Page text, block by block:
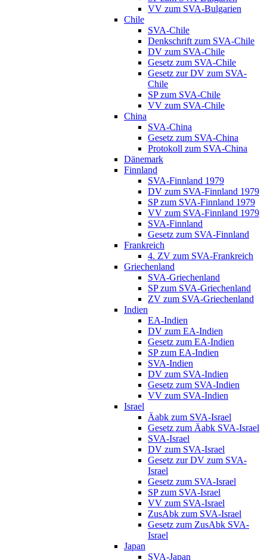
VV zum SVA-Bulgarien
Chile
SVA-Chile
Denkschrift zum SVA-Chile
DV zum SVA-Chile
Gesetz zum SVA-Chile
Gesetz zur DV zum SVA-
Chile
SP zum SVA-Chile
VV zum SVA-Chile
China
SVA-China
Gesetz zum SVA-China
Protokoll zum SVA-China
Dänemark
Finnland
SVA-Finnland 1979
DV zum SVA-Finnland 1979
SP zum SVA-Finnland 1979
VV zum SVA-Finnland 1979
SVA-Finnland
Gesetz zum SVA-Finnland
Frankreich
4. ZV zum SVA-Frankreich
Griechenland
SVA-Griechenland
SP zum SVA-Griechenland
ZV zum SVA-Griechenland
Indien
EA-Indien
DV zum EA-Indien
Gesetz zum EA-Indien
SP zum EA-Indien
SVA-Indien
DV zum SVA-Indien
Gesetz zum SVA-Indien
VV zum SVA-Indien
Israel
Äabk zum SVA-Israel
Gesetz zum Äabk SVA-Israel
SVA-Israel
DV zum SVA-Israel
Gesetz zur DV zum SVA-
Israel
Gesetz zum SVA-Israel
SP zum SVA-Israel
VV zum SVA-Israel
ZusAbk zum SVA-Israel
Gesetz zum ZusAbk SVA-
Israel
Japan
SVA-Japan